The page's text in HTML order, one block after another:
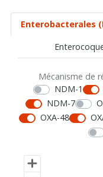
Enterobacterales
Mécanisme de
NDM-1
NDM-7
OXA-48